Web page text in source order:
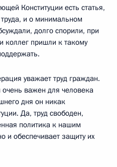
Конституции есть статья,
и о минимальном
долго спорили, при
пришли к такому
уважает труд граждан.
важен для человека
дня он никак
Да, труд свободен,
политика к нашим
и обеспечивает защиту их